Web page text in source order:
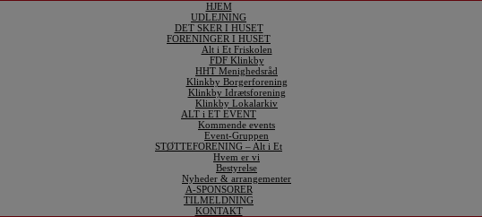
HJEM
UDLEJNING
DET SKER I HUSET
FORENINGER I HUSET
Alt i Et Friskolen
FDF Klinkby
HHT Menighedsråd
Klinkby Borgerforening
Klinkby Idrætsforening
Klinkby Lokalarkiv
ALT i ET EVENT
Kommende events
Event-Gruppen
STØTTEFORENING – Alt i Et
Hvem er vi
Bestyrelse
Nyheder & arrangementer
A-SPONSORER
TILMELDNING
KONTAKT